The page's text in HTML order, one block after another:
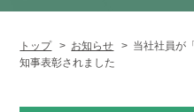
トップ> お知らせ > 当社社員が
知事表彰されました